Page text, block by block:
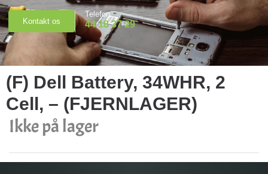
Kontakt os
Telefon
44 18 37 29
(F) Dell Battery, 34WHR, 2
Cell, – (FJERNLAGER)
Ikke på lager